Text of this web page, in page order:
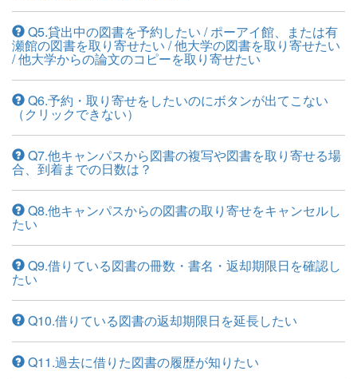
Q5.貸出中の図書を予約したい / ポーアイ館、または有
瀬館の図書を取り寄せたい / 他大学の図書を取り寄せたい
/ 他大学からの論文のコピーを取り寄せたい
Q6.予約・取り寄せをしたいのにボタンが出てこない
（クリックできない）
Q7.他キャンパスから図書の複写や図書を取り寄せる場
合、到着までの日数は？
Q8.他キャンパスからの図書の取り寄せをキャンセルし
たい
Q9.借りている図書の冊数・書名・返却期限日を確認し
たい
Q10.借りている図書の返却期限日を延長したい
Q11.過去に借りた図書の履歴が知りたい